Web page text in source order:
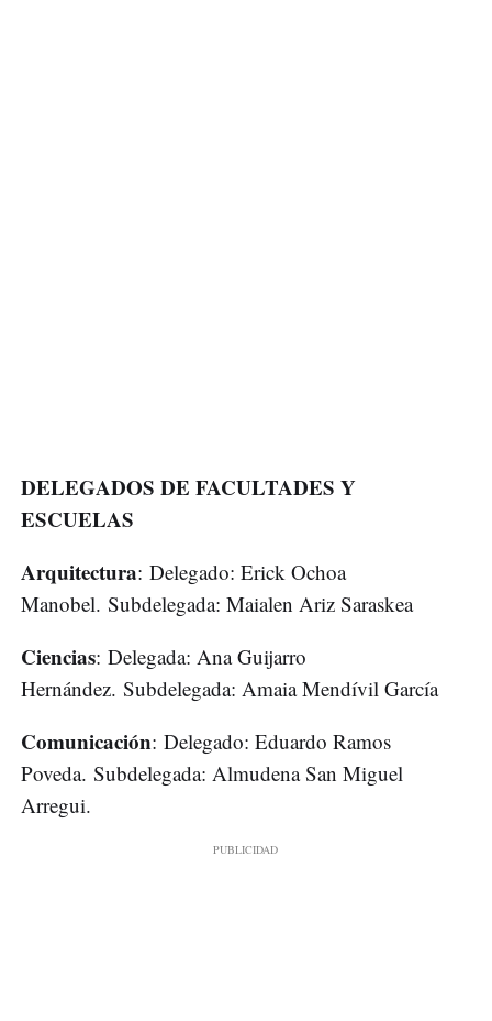
DELEGADOS DE FACULTADES Y
ESCUELAS
Arquitectura: Delegado: Erick Ochoa
Manobel. Subdelegada: Maialen Ariz Saraskea
Ciencias: Delegada: Ana Guijarro
Hernández. Subdelegada: Amaia Mendívil García
Comunicación: Delegado: Eduardo Ramos
Poveda. Subdelegada: Almudena San Miguel
Arregui.